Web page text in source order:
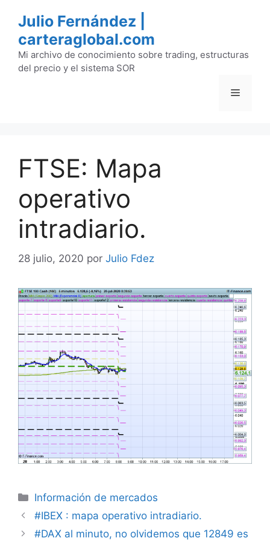
contenido
Julio Fernández |
carteraglobal.com
Mi archivo de conocimiento sobre trading, estructuras
del precio y el sistema SOR
Menú
FTSE: Mapa
operativo
intradiario.
28 julio, 2020 por Julio Fdez
Categorías
Información de mercados
#IBEX : mapa operativo intradiario.
#DAX al minuto, no olvidemos que 12849 es